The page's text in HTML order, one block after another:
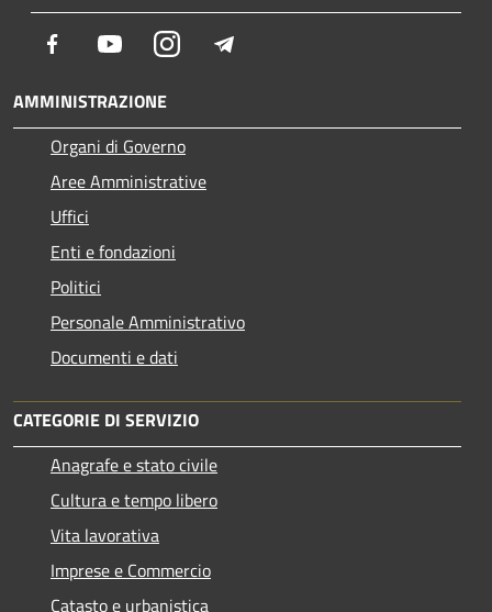
Facebook YoutubeInstagram
AMMINISTRAZIONE
Organi di Governo
Aree Amministrative
Uffici
Enti e fondazioni
Politici
Personale Amministrativo
Documenti e dati
CATEGORIE DI SERVIZIO
Anagrafe e stato civile
Cultura e tempo libero
Vita lavorativa
Imprese e Commercio
Catasto e urbanistica